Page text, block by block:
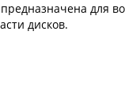
для
дисков.